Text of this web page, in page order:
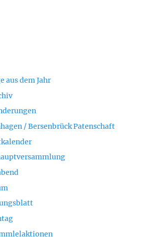
aus dem Jahr
/ Bersenbrück Patenschaft